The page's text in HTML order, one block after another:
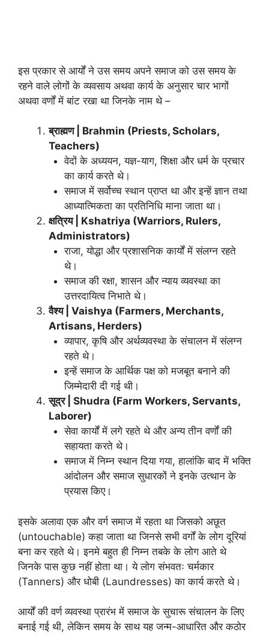
इस प्रकार से आर्यों ने उस समय अपने समाज को उस समय के
रहने वाले लोगों के व्यवसाय अथवा कार्य के अनुसार चार भागों
अथवा वर्णों में बांट रखा था जिनके नाम थे –
ब्राह्मण | Brahmin (Priests, Scholars,
Teachers)
वेदों के अध्ययन, यज्ञ-याग, शिक्षा और धर्म के प्रचार
का कार्य करते थे।
समाज में सर्वोच्च स्थान प्राप्त था और इन्हें ज्ञान तथा
आध्यात्मिकता का प्रतिनिधि माना जाता था।
क्षत्रिय | Kshatriya (Warriors, Rulers,
Administrators)
राजा, योद्धा और प्रशासनिक कार्यों में संलग्न रहते
थे।
समाज की रक्षा, शासन और न्याय व्यवस्था का
उत्तरदायित्व निभाते थे।
वैश्य | Vaishya (Farmers, Merchants,
Artisans, Herders)
व्यापार, कृषि और अर्थव्यवस्था के संचालन में संलग्न
रहते थे।
इन्हें समाज के आर्थिक पक्ष को मजबूत बनाने की
जिम्मेदारी दी गई थी।
सूद्र | Shudra (Farm Workers, Servants,
Laborer)
सेवा कार्यों में लगे रहते थे और अन्य तीन वर्णों की
सहायता करते थे।
समाज में निम्न स्थान दिया गया, हालांकि बाद में भक्ति
आंदोलन और समाज सुधारकों ने इनके उत्थान के
प्रयास किए।
इसके अलावा एक और वर्ग समाज में रहता था जिसको अछूत
(untouchable) कहा जाता था जिनसे सभी वर्गों के लोग दूरियां
बना कर रहते थे। इनमे बहुत ही निम्न तबके के लोग आते थे
जिनके पास कुछ नहीं होता था। ये लोग संभवतः चर्मकार
(Tanners) और धोबी (Laundresses) का कार्य करते थे।
आर्यों की वर्ण व्यवस्था प्रारंभ में समाज के सुचारू संचालन के लिए
बनाई गई थी, लेकिन समय के साथ यह जन्म-आधारित और कठोर